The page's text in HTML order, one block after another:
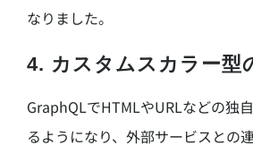
なりました。
4. カスタムスカラー型
GraphQLでHTMLやURLなどの独
るようになり、外部サービスとの